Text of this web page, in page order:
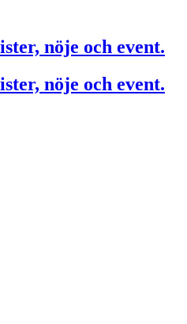
nöje och event.
nöje och event.